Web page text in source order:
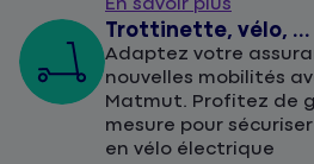
En savoir plus
Trottinette, vélo, ...
Adaptez votre
nouvelles mobilités
Matmut. Profitez de
mesure pour
en vélo électrique